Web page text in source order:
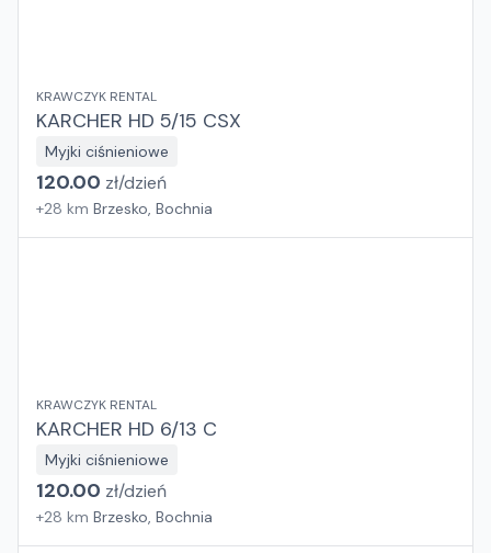
KRAWCZYK RENTAL
KARCHER HD 5/15 CSX
Myjki ciśnieniowe
120.00 zł/dzień
+28 km Brzesko, Bochnia
KRAWCZYK RENTAL
KARCHER HD 6/13 C
Myjki ciśnieniowe
120.00 zł/dzień
+28 km Brzesko, Bochnia